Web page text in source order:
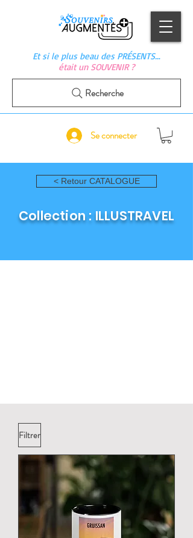
Et si le plus beau des PRÉSENTS…
était un SOUVENIR ?
Se connecter
Recherche
< Retour CATALOGUE
Collection : ILLUSTRAVEL
Filtrer